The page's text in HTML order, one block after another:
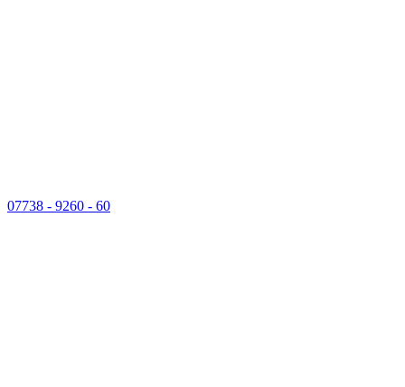
07738 - 9260 - 60